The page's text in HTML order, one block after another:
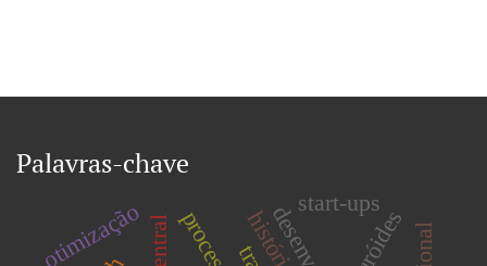
Palavras-chave
otimização start-ups